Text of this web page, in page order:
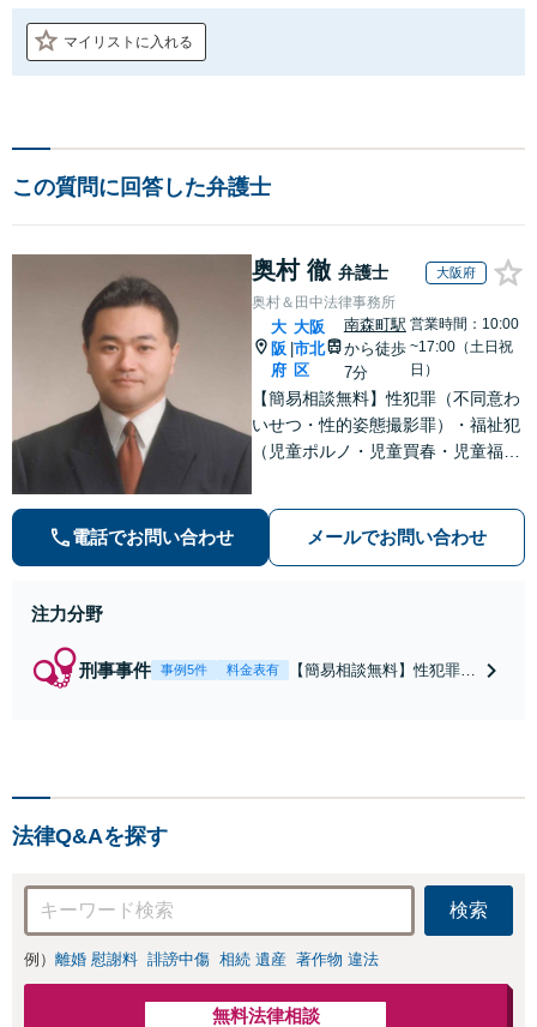
マイリストに入れる
この質問に回答した弁護士
奥村 徹 弁護士 大阪府
奥村＆田中法律事務所
大
阪
府
大阪
市北
区
南森町駅
から徒歩
7分
営業時間：10:00
~17:00（土日祝
日）
【簡易相談無料】性犯罪（不同意わ
いせつ・性的姿態撮影罪）・福祉犯
（児童ポルノ・児童買春・児童福祉
等）に非常に詳しい弁護士です
電話でお問い合わせ メールでお問い合わせ
注力分野
刑事事件 事例5件 料金表有
【簡易相談無料】性犯罪
法律Q&Aを探す
検索
例） 離婚 慰謝料 誹謗中傷 相続 遺産 著作物 違法
無料法律相談